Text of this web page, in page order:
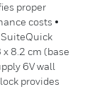
proper
costs •
8.2 cm (base
6V wall
provides